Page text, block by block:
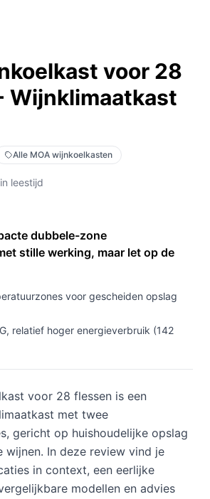
voor 28
Wijnklimaatkast
Alle MOA wijnkoelkasten
leestijd
dubbele-zone
stille werking, maar let op de
voor gescheiden opslag
relatief hoger energieverbruik (142
voor 28 flessen is een
met twee
gericht op huishoudelijke opslag
wijnen. In deze review vind je
in context, een eerlijke
modellen en advies